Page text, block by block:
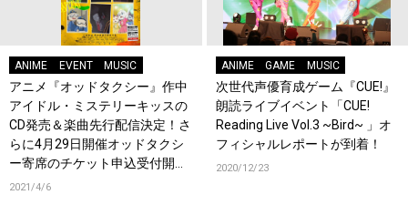
ANIME EVENT MUSIC
アニメ『オッドタクシー』作中
アイドル・ミステリーキッスの
CD発売＆楽曲先行配信決定！さ
らに4月29日開催オッドタクシ
ー寄席のチケット申込受付開
始！
2021/4/6
ANIME GAME MUSIC
次世代声優育成ゲーム『CUE!』
朗読ライブイベント「CUE!
Reading Live Vol.3 ~Bird~ 」オ
フィシャルレポートが到着！
2020/12/23